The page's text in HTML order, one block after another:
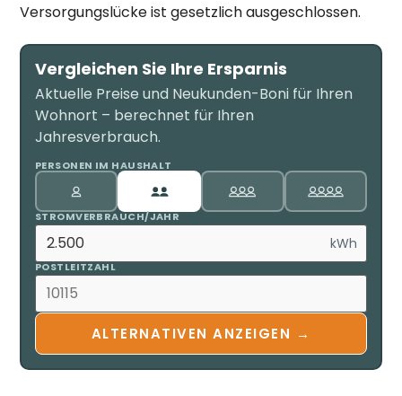
Versorgungslücke ist gesetzlich ausgeschlossen.
Vergleichen Sie Ihre Ersparnis
Aktuelle Preise und Neukunden-Boni für Ihren
Wohnort – berechnet für Ihren
Jahresverbrauch.
PERSONEN IM HAUSHALT
STROMVERBRAUCH/JAHR
kWh
POSTLEITZAHL
ALTERNATIVEN ANZEIGEN →